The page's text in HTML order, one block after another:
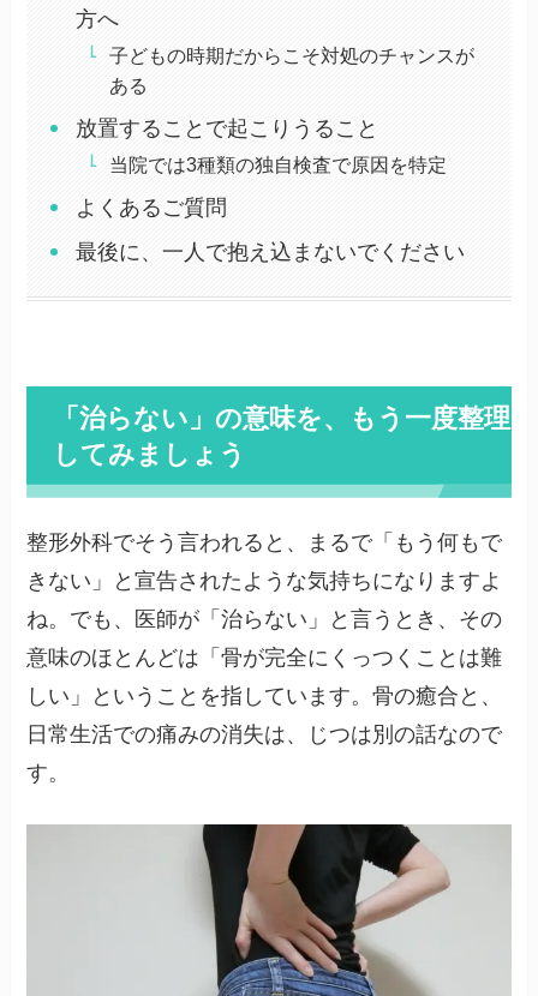
方へ
子どもの時期だからこそ対処のチャンスが
ある
放置することで起こりうること
当院では3種類の独自検査で原因を特定
よくあるご質問
最後に、一人で抱え込まないでください
「治らない」の意味を、もう一度整理
してみましょう
整形外科でそう言われると、まるで「もう何もで
きない」と宣告されたような気持ちになりますよ
ね。でも、医師が「治らない」と言うとき、その
意味のほとんどは「骨が完全にくっつくことは難
しい」ということを指しています。骨の癒合と、
日常生活での痛みの消失は、じつは別の話なので
す。